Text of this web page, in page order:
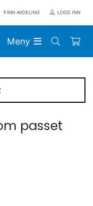
FINN AVDELING LOGG INN
Meny
passet